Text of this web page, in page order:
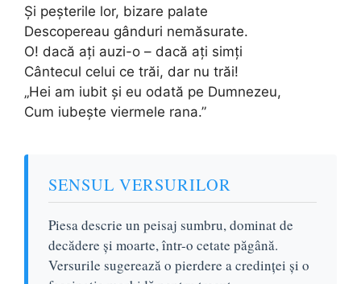
Și peșterile lor, bizare palate
Descopereau gânduri nemăsurate.
O! dacă ați auzi-o – dacă ați simți
Cântecul celui ce trăi, dar nu trăi!
„Hei am iubit și eu odată pe Dumnezeu,
Cum iubește viermele rana.”
SENSUL VERSURILOR
Piesa descrie un peisaj sumbru, dominat de
decădere și moarte, într-o cetate păgână.
Versurile sugerează o pierdere a credinței și o